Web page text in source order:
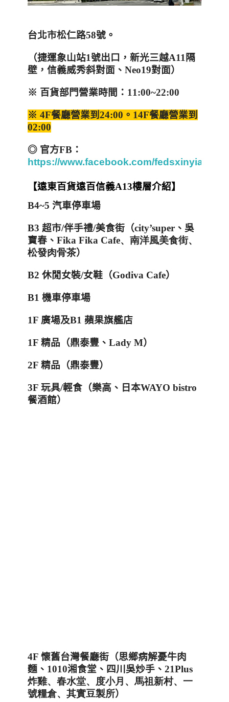
台北市松仁路58號。
（捷運象山站1號出口，新光三越A11 隔
壁，信義威秀斜對面、 Neo19對面）
※ 百貨部門營業時間： 11:00~22:00
※ 4F餐廳營業到 24:00 。 14F餐廳營業到
02:00
◎ 官方FB ：
https://www.facebook.com/fedsxinyia13/
【遠東百貨遠百信義A13樓層介紹】
B4~5 汽車停車場
B3 超市/伴手禮/美食街（city’super 、吳
寶春、 Fika Fika Cafe、南洋風美食街、
松發肉骨茶）
B2 休閒女裝/女鞋（Godiva Cafe）
B1 機車停車場
1F 廣場及B1 蘋果旗艦店
1F 精品（鼎泰豐、 Lady M）
2F 精品（鼎泰豐）
3F 玩具/輕食（樂高、日本WAYO bistro
餐酒館）
4F 懷舊台灣餐廳街（思鄉病解憂牛肉
麵、 1010湘食堂、四川吳炒手、 21Plus
炸雞、春水堂、度小月、馬祖新村、一
號糧倉、其實豆製所）